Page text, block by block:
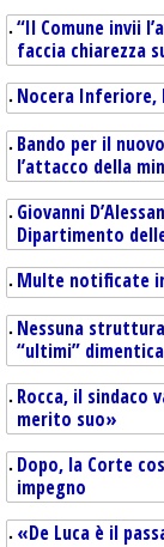
“Il Comune invii
faccia chiarezza
Nocera Inferiore,
Bando per il
l’attacco della
Giovanni
Dipartimento
Multe notificate
Nessuna
“ultimi”
Rocca, il sindaco
merito suo»
Dopo, la Corte
impegno
«De Luca è il